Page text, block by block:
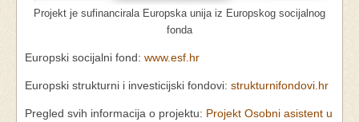
Projekt je sufinancirala Europska unija iz Europskog socijalnog
fonda
Europski socijalni fond: www.esf.hr
Europski strukturni i investicijski fondovi: strukturnifondovi.hr
Pregled svih informacija o projektu: Projekt Osobni asistent u